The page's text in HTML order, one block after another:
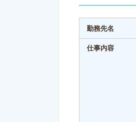
勤務先名
仕事内容